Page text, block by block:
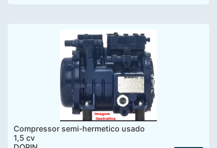
Compressor semi-hermetico usado
1,5 cv